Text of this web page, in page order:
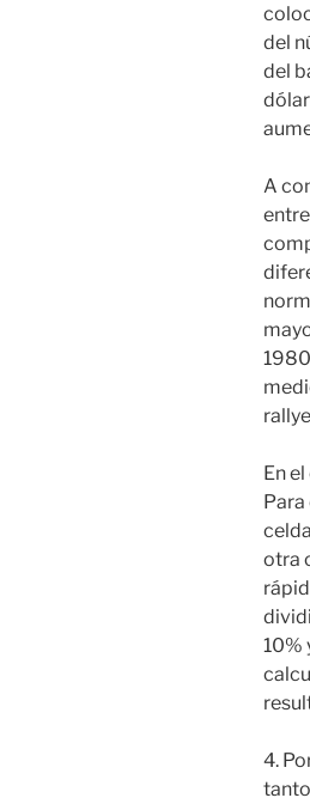
del
del
A
En
Para
otra
10%
4.